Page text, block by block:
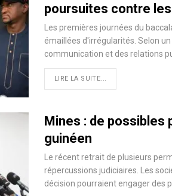
poursuites contre
Les premières journées du
émaillées d'irrégularités. Selon
communication et des relations
LIRE LA SUITE...
Mines : de possibles
guinéen
Le récent retrait de plusieurs
répercussions judiciaires. Les
décision pourraient engager des